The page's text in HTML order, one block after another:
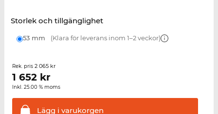
Storlek och tillgänglighet
53 mm (Klara för leverans inom 1–2 veckor)
Rek. pris 2 065 kr
1 652kr
Inkl. 25.00 % moms
Lägg i varukorgen